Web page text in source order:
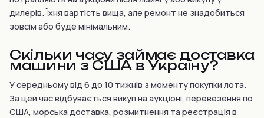
дилерів. Їхня вартість вища, але ремонт не знадобиться
зовсім або буде мінімальним.
Скільки часу займає доставка
машини з США в Україну?
У середньому від 6 до 10 тижнів з моменту покупки лота.
За цей час відбувається викуп на аукціоні, перевезення по
США, морська доставка, розмитнення та реєстрація в